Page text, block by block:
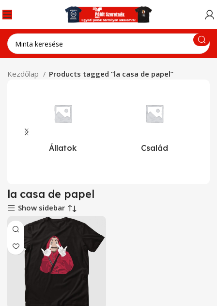
Kezdőlap Products tagged “la casa de papel”
Állatok Család
la casa de papel
Show sidebar